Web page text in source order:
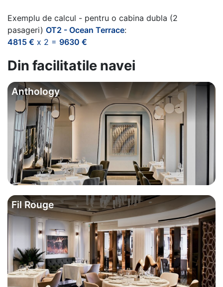
Exemplu de calcul - pentru o cabina dubla (2
pasageri) OT2 - Ocean Terrace:
4815 € x 2 = 9630 €
Din facilitatile navei
Anthology
Fil Rouge